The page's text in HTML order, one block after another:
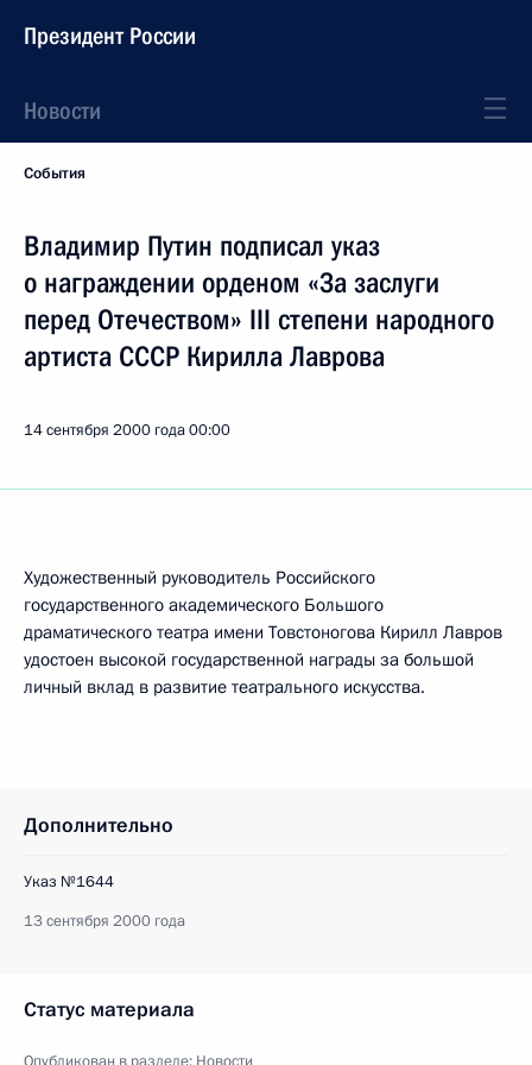
Президент России
Новости
События
Владимир Путин подписал указ
о награждении орденом «За заслуги
перед Отечеством» III степени народного
артиста СССР Кирилла Лаврова
14 сентября 2000 года00:00
Художественный руководитель Российского
государственного академического Большого
драматического театра имени Товстоногова Кирилл Лавров
удостоен высокой государственной награды за большой
личный вклад в развитие театрального искусства.
Дополнительно
Указ №1644
13 сентября 2000 года
Статус материала